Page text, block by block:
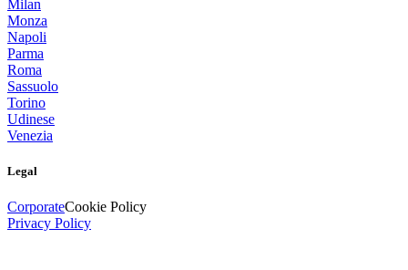
Milan
Monza
Napoli
Parma
Roma
Sassuolo
Torino
Udinese
Venezia
Legal
CorporateCookie Policy
Privacy Policy